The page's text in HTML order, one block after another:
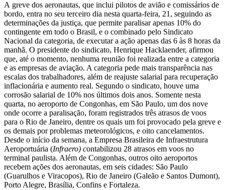
A greve dos aeronautas, que inclui pilotos de avião e comissários de
bordo, entra no seu terceiro dia nesta quarta-feira, 21, seguindo as
determinações da justiça, que permite paralisar apenas 10% do
contingente em todo o Brasil, e o combinado pelo Sindicato
Nacional da categoria, de executar a ação apenas das 6 às 8 horas da
manhã. O presidente do sindicato, Henrique Hacklaender, afirmou
que, até o momento, nenhuma reunião foi realizada entre a categoria
e as empresas de aviação. A categoria pede mais transparência nas
escalas dos trabalhadores, além de reajuste salarial para recuperação
inflacionária e aumento real. Segundo o sindicato, houve uma
corrosão salarial de 10% nos últimos dois anos. Somente nesta
quarta, no aeroporto de Congonhas, em São Paulo, um dos nove
onde ocorre a paralisação, foram registrados três atrasos de voos
para o Rio de Janeiro, dentre os quais um foi provocado pela greve e
os demais por problemas meteorológicos, e oito cancelamentos.
Desde o início da semana, a Empresa Brasileira de Infraestrutura
Aeroportuária (Infraero) contabilizou 28 atrasos em voos no
terminal paulista. Além de Congonhas, outros oito aeroportos
recebem ações dos aeronautas, em seis cidades: São Paulo
(Guarulhos e Viracopos), Rio de Janeiro (Galeão e Santos Dumont),
Porto Alegre, Brasília, Confins e Fortaleza.